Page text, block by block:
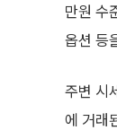
만원 수
옵션 등
주변 시
에 거래